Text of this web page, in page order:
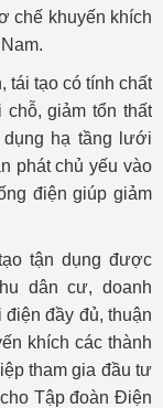
chế khuyến khích
tái tạo có tính chất
giảm tổn thất
dụng hạ tầng lưới
phát chủ yếu vào
điện giúp giảm
tận dụng được
dân cư, doanh
đầy đủ, thuận
khích các thành
tham gia đầu tư
Tập đoàn Điện